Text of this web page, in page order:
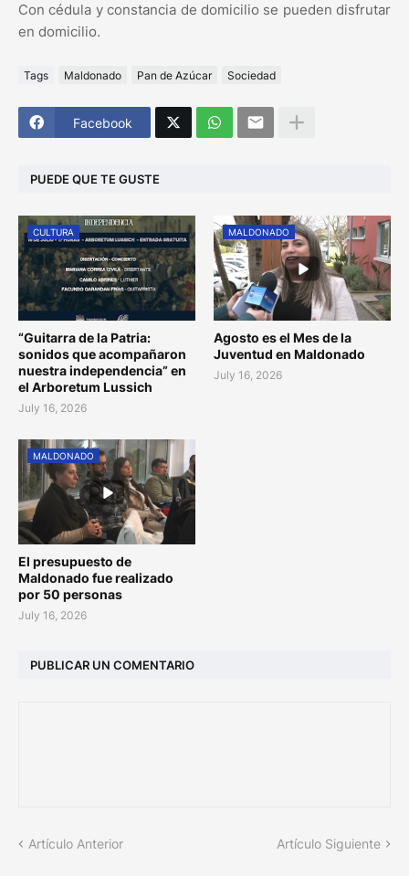
Con cédula y constancia de domicilio se pueden disfrutar
en domicilio.
Tags Maldonado Pan de Azúcar Sociedad
Facebook
PUEDE QUE TE GUSTE
CULTURA
“Guitarra de la Patria:
sonidos que acompañaron
nuestra independencia” en
el Arboretum Lussich
July 16, 2026
MALDONADO
Agosto es el Mes de la
Juventud en Maldonado
July 16, 2026
MALDONADO
El presupuesto de
Maldonado fue realizado
por 50 personas
July 16, 2026
PUBLICAR UN COMENTARIO
Artículo Anterior Artículo Siguiente